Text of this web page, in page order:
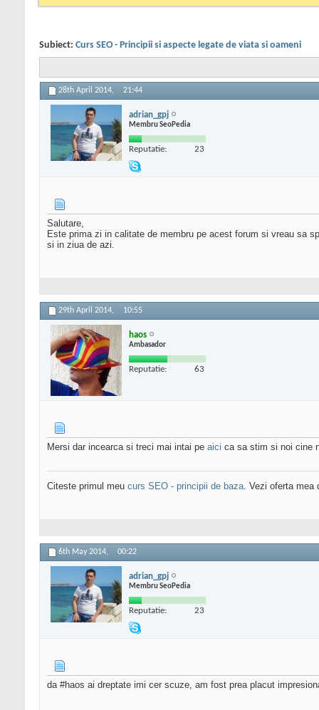
Subiect: Curs SEO - Principii si aspecte legate de viata si oameni
28th April 2014, 21:44
adrian_gpj
Membru SeoPedia
Reputatie: 23
Salutare,
Este prima zi in calitate de membru pe acest forum si vreau sa
si in ziua de azi.
29th April 2014, 10:55
haos
Ambasador
Reputatie: 63
Mersi dar incearca si treci mai intai pe aici ca sa stim si noi cine
Citeste primul meu curs SEO - principii de baza. Vezi oferta mea
6th May 2014, 00:22
adrian_gpj
Membru SeoPedia
Reputatie: 23
da #haos ai dreptate imi cer scuze, am fost prea placut